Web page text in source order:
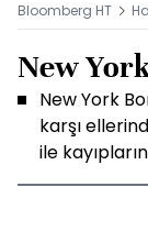
Bloomberg HT
New
New York
karşı
ile